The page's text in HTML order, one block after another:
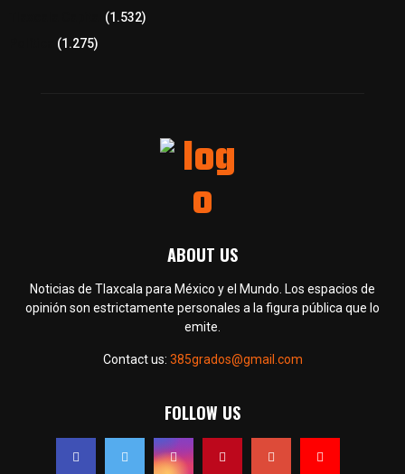
(1.532)
(1.275)
ABOUT US
Noticias de Tlaxcala para México y el Mundo. Los espacios de
opinión son estrictamente personales a la figura pública que lo
emite.
Contact us: 385grados@gmail.com
FOLLOW US